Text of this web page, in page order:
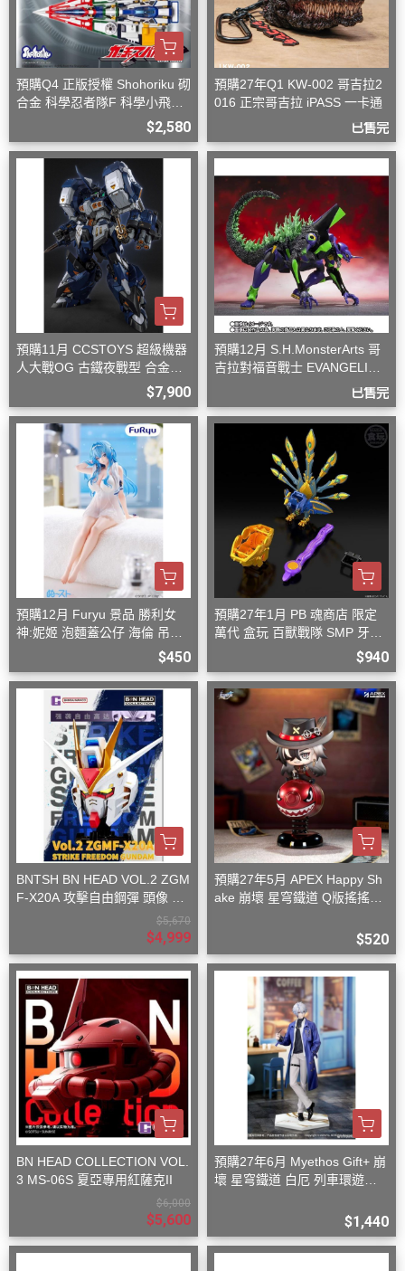
預購Q4 正版授權 Shohoriku 砌
合金 科學忍者隊F 科學小飛俠
$2,580
預購27年Q1 KW-002 哥吉拉2
016 正宗哥吉拉 iPASS 一卡通
已售完
預購11月 CCSTOYS 超級機器
人大戰OG 古鐵夜戰型 合金可
$7,900
預購12月 S.H.MonsterArts 哥
吉拉對福音戰士 EVANGELION
已售完
預購12月 Furyu 景品 勝利女
神:妮姬 泡麵蓋公仔 海倫 吊帶
$450
預購27年1月 PB 魂商店 限定
萬代 盒玩 百獸戰隊 SMP 牙吠
$940
BNTSH BN HEAD VOL.2 ZGM
F-X20A 攻擊自由鋼彈 頭像 53
$5,670
$4,999
預購27年5月 APEX Happy Sh
ake 崩壞 星穹鐵道 Q版搖搖樂
$520
BN HEAD COLLECTION VOL.
3 MS-06S 夏亞專用紅薩克II
$6,000
$5,600
預購27年6月 Myethos Gift+ 崩
壞 星穹鐵道 白厄 列車環遊記V
$1,440